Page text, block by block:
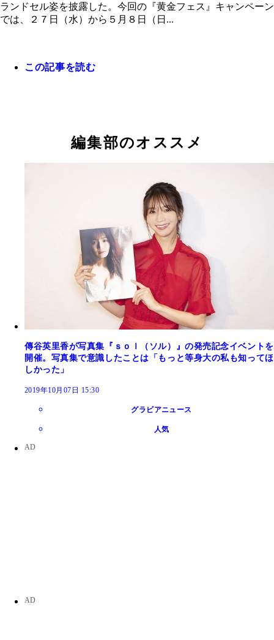
ランドセル姿を披露した。今回の『黄金フェス』キャンペーン
では、２７日（水）から５月８日（日...
この記事を読む
編集部のオススメ
傳谷英里香が写真集『ｓｏｌ（ソル）』の発売記念イベントを
開催。写真集で意識したことは「もっと等身大の私も知ってほ
しかった」
2019年10月07日 15:30
グラビアニュース
人気